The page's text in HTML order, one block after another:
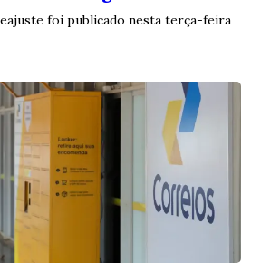
foi publicado nesta terça-feira